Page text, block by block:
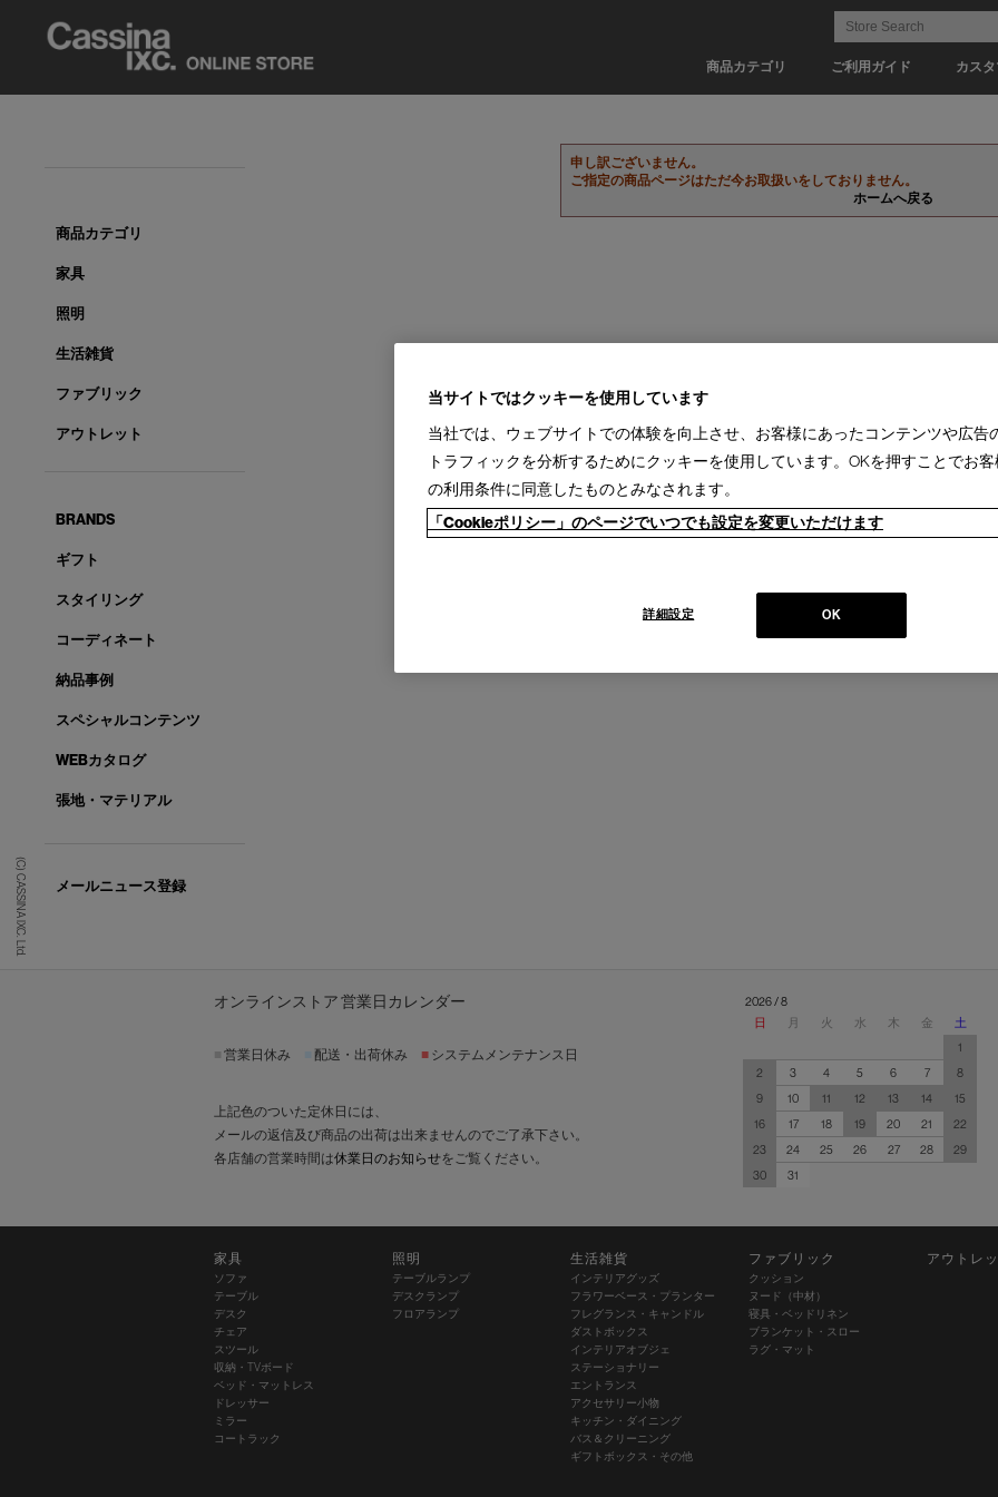
商品カテゴリ ご利用ガイド カス
(C) CASSINA IXC. Ltd.
申し訳ございません。
ご指定の商品ページはただ今お取扱いをしておりません。
ホームへ戻る
商品カテゴリ
家具
照明
生活雑貨
ファブリック
アウトレット
BRANDS
ギフト
スタイリング
コーディネート
納品事例
スペシャルコンテンツ
WEBカタログ
張地・マテリアル
メールニュース登録
オンラインストア 営業日カレンダー
営業日休み 配送・出荷休み ■ システムメンテナンス日
上記色のついた定休日には、
メールの返信及び商品の出荷は出来ませんのでご了承下さい。
各店舗の営業時間は休業日のお知らせをご覧ください。
2026 / 8
日
月 火 水 木 金
土
1
2
3 4 5 6 7
8
9
10 11 12 13 14
15
16
17 18 19 20 21
22
23
24 25 26 27 28
29
30
31
家具
ソファ
テーブル
デスク
チェア
スツール
収納・TVボード
ベッド・マットレス
ドレッサー
ミラー
コートラック
照明
テーブルランプ
デスクランプ
フロアランプ
生活雑貨
インテリアグッズ
フラワーベース・プランター
フレグランス・キャンドル
ダストボックス
インテリアオブジェ
ステーショナリー
エントランス
アクセサリー小物
キッチン・ダイニング
バス＆クリーニング
ギフトボックス・その他
ファブリック
クッション
ヌード（中材）
寝具・ベッドリネン
ブランケット・スロー
ラグ・マット
アウトレ
当サイトではクッキーを使用しています
当社では、ウェブサイトでの体験を向上させ、お客様にあったコンテンツや広告
トラフィックを分析するためにクッキーを使用しています。OKを押すことでお客
の利用条件に同意したものとみなされます。
「Cookieポリシー」のページでいつでも設定を変更いただけます
OK
詳細設定